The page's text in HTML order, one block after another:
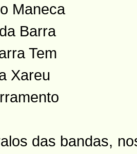
Maneca
Barra
Tem
Xareu
das bandas,